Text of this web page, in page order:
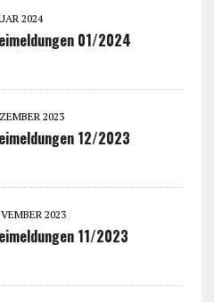
2024
01/2024
2023
12/2023
2023
11/2023